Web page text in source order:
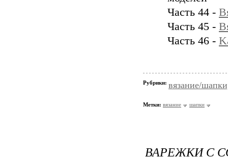
Часть 44 -
Часть 45 -
Часть 46 -
Рубрики: вязание/
Метки: вязание шапки
ВАРЕЖКИ С